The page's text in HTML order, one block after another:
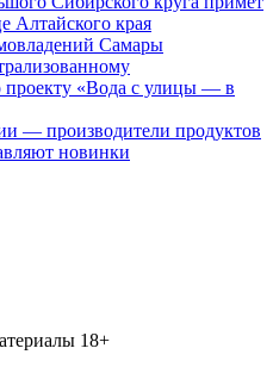
Алтайского края
Самары
«Вода с улицы — в
— производители продуктов
новинки
18+